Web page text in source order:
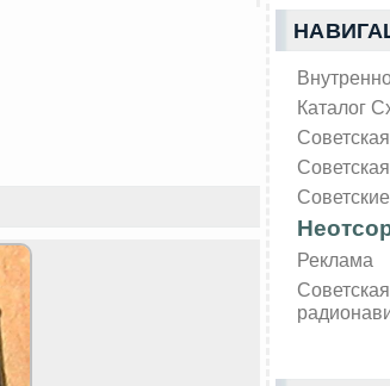
Каталог
Реклама